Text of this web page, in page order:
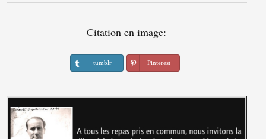
Citation en image:
tumblr Pinterest